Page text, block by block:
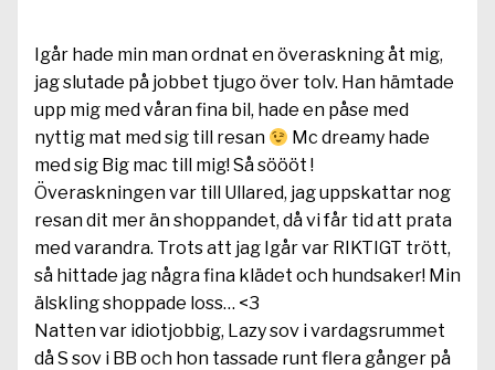
Igår hade min man ordnat en överaskning åt mig,
jag slutade på jobbet tjugo över tolv. Han hämtade
upp mig med våran fina bil, hade en påse med
nyttig mat med sig till resan
Mc dreamy hade
med sig Big mac till mig! Så söööt !
Överaskningen var till Ullared, jag uppskattar nog
resan dit mer än shoppandet, då vi får tid att prata
med varandra. Trots att jag Igår var RIKTIGT trött,
så hittade jag några fina klädet och hundsaker! Min
älskling shoppade loss… <3
Natten var idiotjobbig, Lazy sov i vardagsrummet
då S sov i BB och hon tassade runt flera gånger på